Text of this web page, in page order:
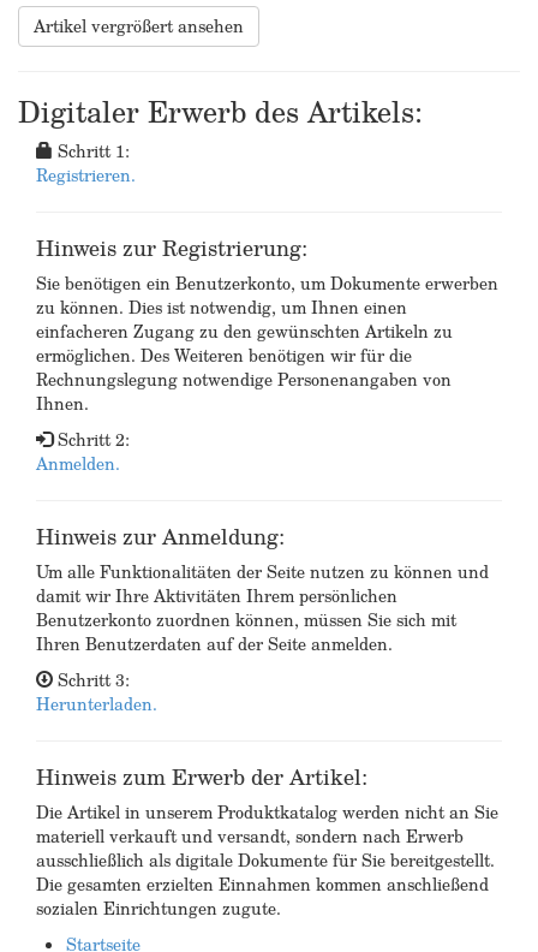
Artikel vergrößert ansehen
Digitaler Erwerb des Artikels:
Schritt 1:
Registrieren.
Hinweis zur Registrierung:
Sie benötigen ein Benutzerkonto, um Dokumente erwerben
zu können. Dies ist notwendig, um Ihnen einen
einfacheren Zugang zu den gewünschten Artikeln zu
ermöglichen. Des Weiteren benötigen wir für die
Rechnungslegung notwendige Personenangaben von
Ihnen.
Schritt 2:
Anmelden.
Hinweis zur Anmeldung:
Um alle Funktionalitäten der Seite nutzen zu können und
damit wir Ihre Aktivitäten Ihrem persönlichen
Benutzerkonto zuordnen können, müssen Sie sich mit
Ihren Benutzerdaten auf der Seite anmelden.
Schritt 3:
Herunterladen.
Hinweis zum Erwerb der Artikel:
Die Artikel in unserem Produktkatalog werden nicht an Sie
materiell verkauft und versandt, sondern nach Erwerb
ausschließlich als digitale Dokumente für Sie bereitgestellt.
Die gesamten erzielten Einnahmen kommen anschließend
sozialen Einrichtungen zugute.
Startseite